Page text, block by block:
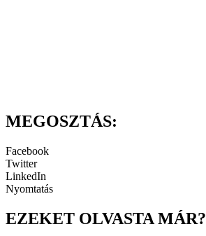
MEGOSZTÁS:
Facebook
Twitter
LinkedIn
Nyomtatás
EZEKET OLVASTA MÁR?